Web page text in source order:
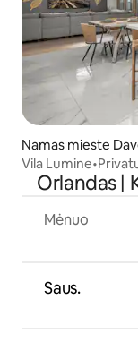
Namas mieste
Vila
Disnėjaus
Orlandas |
Mėnuo
Saus.